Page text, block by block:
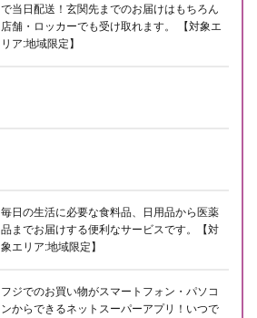
で当日配送！玄関先までのお届けはもちろん
店舗・ロッカーでも受け取れます。 【対象エ
リア:地域限定】
毎日の生活に必要な食料品、日用品から医薬
品までお届けする便利なサービスです。【対
象エリア:地域限定】
フジでのお買い物がスマートフォン・パソコ
ンからできるネットスーパーアプリ！いつで